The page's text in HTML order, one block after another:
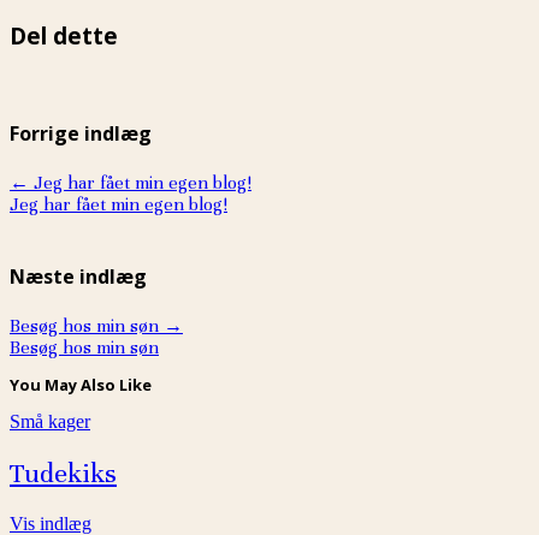
Del dette
Forrige indlæg
← Jeg har fået min egen blog!
Jeg har fået min egen blog!
Næste indlæg
Besøg hos min søn →
Besøg hos min søn
You May Also Like
Små kager
Tudekiks
Vis indlæg